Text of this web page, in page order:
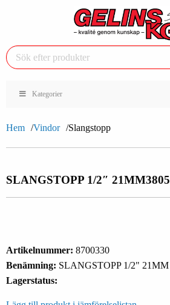
Kategorier
Hem Vindor Slangstopp
SLANGSTOPP 1/2″ 21MM3805
Artikelnummer: 8700330
Benämning: SLANGSTOPP 1/2" 21MM
Lagerstatus: